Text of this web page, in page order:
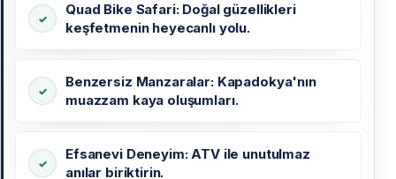
Quad Bike Safari: Doğal güzellikleri
keşfetmenin heyecanlı yolu.
Benzersiz Manzaralar: Kapadokya'nın
muazzam kaya oluşumları.
Efsanevi Deneyim: ATV ile unutulmaz
anılar biriktirin.